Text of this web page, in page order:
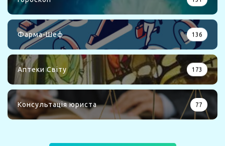
Фарма-Шеф 136
Аптеки Світу 173
Консультація юриста 77